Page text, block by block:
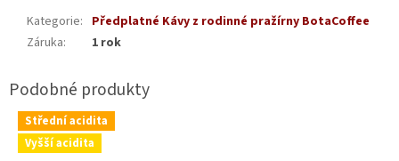
Kategorie: Předplatné Kávy z rodinné pražírny BotaCoffee
Záruka: 1 rok
Střední acidita
Vyšší acidita